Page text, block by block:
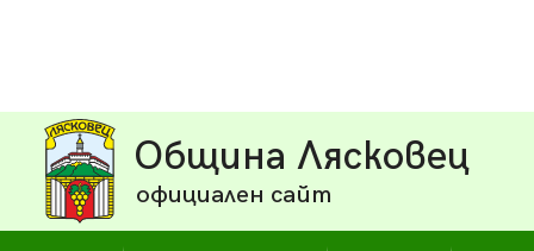
Община Лясковец
официален сайт